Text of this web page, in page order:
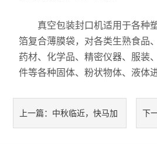
真空包装封口机适用于各种
箔复合薄膜袋，对各类生熟食品
药材、化学品、精密仪器、服装
件等各种固体、粉状物体、液体
上一篇： 中秋临近，快马加 下